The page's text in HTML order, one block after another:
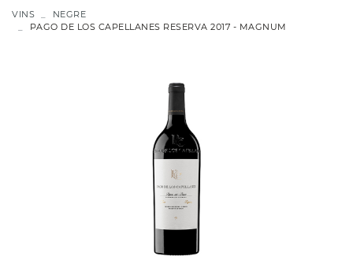
VINS
NEGRE
PAGO DE LOS CAPELLANES RESERVA 2017 - MAGNUM